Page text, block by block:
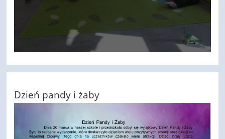
Dzień pandy i żaby